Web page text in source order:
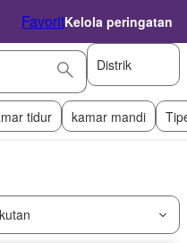
FavoritKelola peringatan
Distrik
tidur kamar mandi